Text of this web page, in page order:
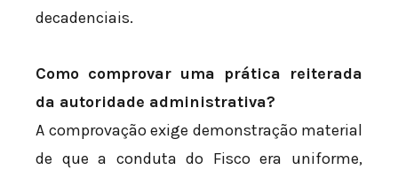
decadenciais.
Como comprovar uma prática reiterada
da autoridade administrativa?
A comprovação exige demonstração material
de que a conduta do Fisco era uniforme,